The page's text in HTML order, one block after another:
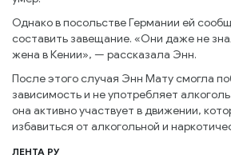
Однако в посольстве Германии ей
составить завещание. «Они даже не
жена в Кении», — рассказала Энн.
После этого случая Энн Мату смогла
зависимость и не употребляет
она активно участвует в движении,
избавиться от алкогольной и
ЛЕНТА РУ